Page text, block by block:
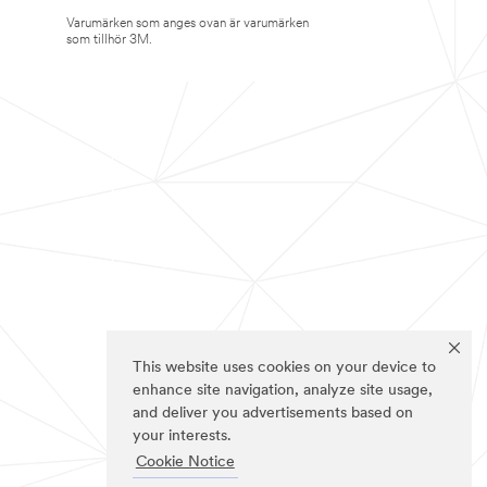
This website uses cookies on your device to
enhance site navigation, analyze site usage,
and deliver you advertisements based on
your interests.
Cookie Notice
Varumärken som anges ovan är varumärken
som tillhör 3M.